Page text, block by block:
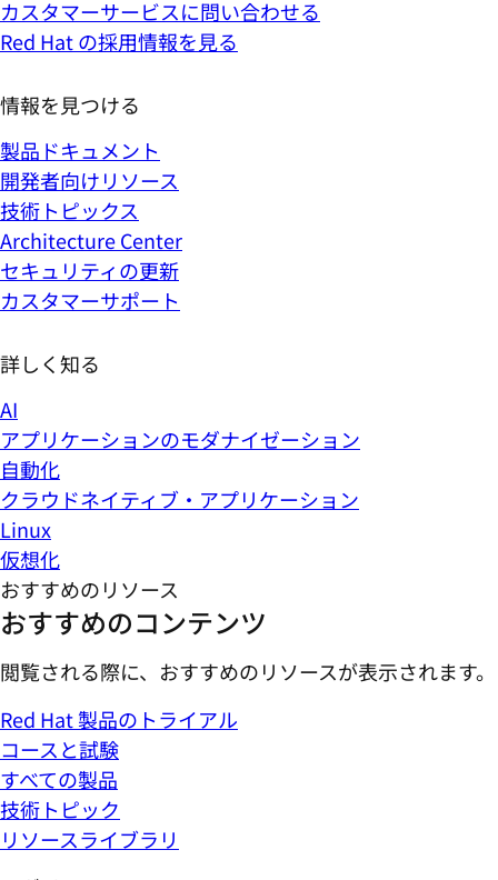
カスタマーサービスに問い合わせる
Red Hat の採用情報を見る
情報を見つける
製品ドキュメント
開発者向けリソース
技術トピックス
Architecture Center
セキュリティの更新
カスタマーサポート
詳しく知る
AI
アプリケーションのモダナイゼーション
自動化
クラウドネイティブ・アプリケーション
Linux
仮想化
おすすめのリソース
おすすめのコンテンツ
閲覧される際に、おすすめのリソースが表示されます。
Red Hat 製品のトライアル
コースと試験
すべての製品
技術トピック
リソースライブラリ